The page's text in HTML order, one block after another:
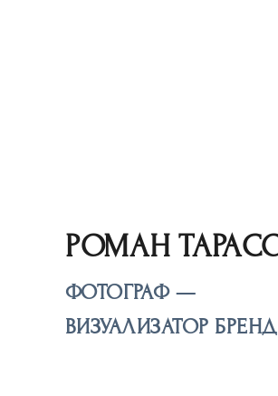
РОМАН
ФОТОГРАФ —
ВИЗУАЛИЗАТОР